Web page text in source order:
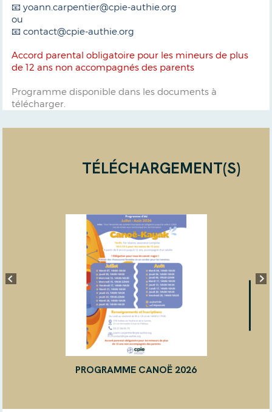
📧 yoann.carpentier@cpie-authie.org
ou
📧 contact@cpie-authie.org
Accord parental obligatoire pour les mineurs de plus
de 12 ans non accompagnés des parents
Programme disponible dans les documents à
télécharger.
TÉLÉCHARGEMENT(S)
PROGRAMME CANOË 2026